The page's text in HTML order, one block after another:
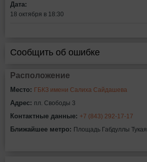
Дата:
18 октября в 18:30
Сообщить об ошибке
Расположение
Место: ГБКЗ имени Салиха Сайдашева
Адрес: пл. Свободы 3
Контактные данные: +7 (843) 292-17-17
Ближайшее метро: Площадь Габдуллы Тукая